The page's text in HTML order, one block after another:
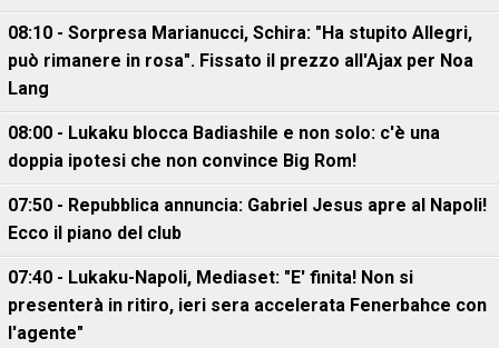
08:10 - Sorpresa Marianucci, Schira: "Ha stupito Allegri,
può rimanere in rosa". Fissato il prezzo all'Ajax per Noa
Lang
08:00 - Lukaku blocca Badiashile e non solo: c'è una
doppia ipotesi che non convince Big Rom!
07:50 - Repubblica annuncia: Gabriel Jesus apre al Napoli!
Ecco il piano del club
07:40 - Lukaku-Napoli, Mediaset: "E' finita! Non si
presenterà in ritiro, ieri sera accelerata Fenerbahce con
l'agente"